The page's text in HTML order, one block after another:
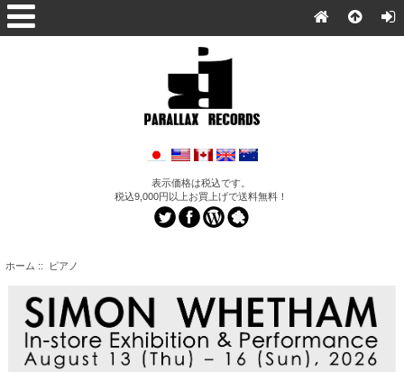
表示価格は税込です。
税込9,000円以上お買上げで送料無料！
ホーム :: ピアノ